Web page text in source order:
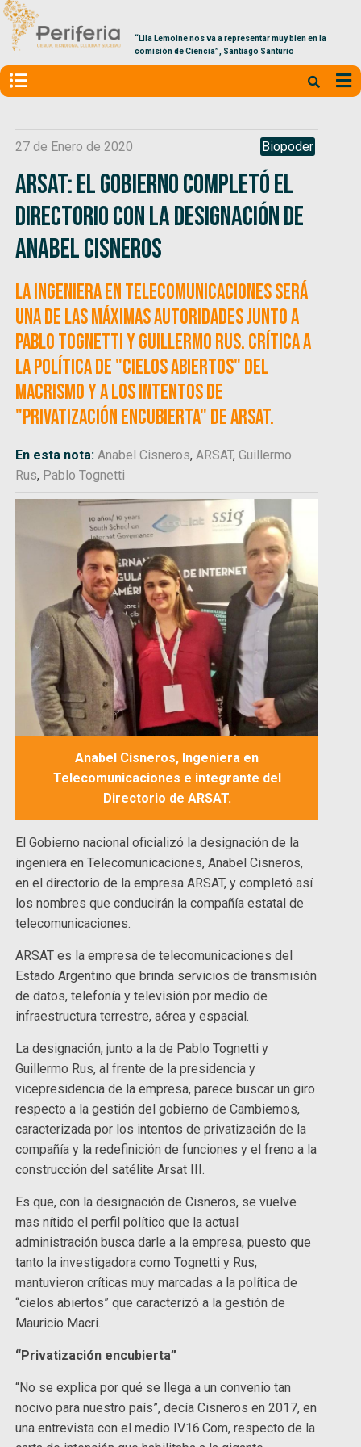
“Lila Lemoine nos va a representar muy bien en la
comisión de Ciencia”, Santiago Santurio
27 de Enero de 2020 Biopoder
ARSAT: El Gobierno completó el
directorio con la designación de
Anabel Cisneros
La ingeniera en Telecomunicaciones será
una de las máximas autoridades junto a
Pablo Tognetti y Guillermo Rus. Crítica a
la política de "cielos abiertos" del
macrismo y a los intentos de
"privatización encubierta" de ARSAT.
En esta nota:Anabel Cisneros,ARSAT,Guillermo
Rus, Pablo Tognetti
Anabel Cisneros, Ingeniera en
Telecomunicaciones e integrante del
Directorio de ARSAT.
El Gobierno nacional oficializó la designación de la
ingeniera en Telecomunicaciones, Anabel Cisneros,
en el directorio de la empresa ARSAT, y completó así
los nombres que conducirán la compañía estatal de
telecomunicaciones.
ARSAT es la empresa de telecomunicaciones del
Estado Argentino que brinda servicios de transmisión
de datos, telefonía y televisión por medio de
infraestructura terrestre, aérea y espacial.
La designación, junto a la de Pablo Tognetti y
Guillermo Rus, al frente de la presidencia y
vicepresidencia de la empresa, parece buscar un giro
respecto a la gestión del gobierno de Cambiemos,
caracterizada por los intentos de privatización de la
compañía y la redefinición de funciones y el freno a la
construcción del satélite Arsat III.
Es que, con la designación de Cisneros, se vuelve
mas nítido el perfil político que la actual
administración busca darle a la empresa, puesto que
tanto la investigadora como Tognetti y Rus,
mantuvieron críticas muy marcadas a la política de
“cielos abiertos” que caracterizó a la gestión de
Mauricio Macri.
“Privatización encubierta”
“No se explica por qué se llega a un convenio tan
nocivo para nuestro país”, decía Cisneros en 2017, en
una entrevista con el medio IV16.Com, respecto de la